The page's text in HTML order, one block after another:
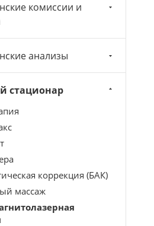
комиссии и
анализы
стационар
коррекция (БАК)
массаж